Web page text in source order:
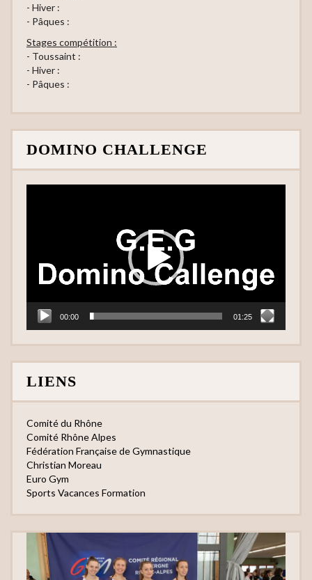
- Hiver :
- Pâques :
Stages compétition :
- Toussaint :
- Hiver :
- Pâques :
DOMINO CHALLENGE
00:00 01:25
LIENS
Comité du Rhône
Comité Rhône Alpes
Fédération Française de Gymnastique
Christian Moreau
Euro Gym
Sports Vacances Formation